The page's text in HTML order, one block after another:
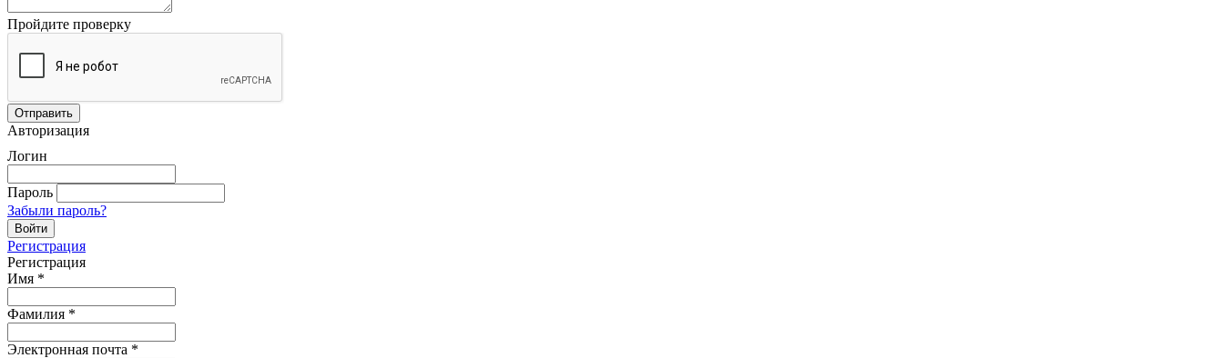
Пройдите проверку
Авторизация
Логин
Пароль
Забыли пароль?
Регистрация
Регистрация
Имя *
Фамилия *
Электронная почта *